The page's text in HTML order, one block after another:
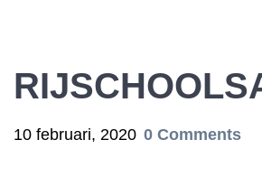
10 februari, 2020 0 Comments